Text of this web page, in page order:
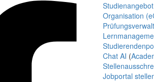
Organisation
Chat AI (
Jobportal